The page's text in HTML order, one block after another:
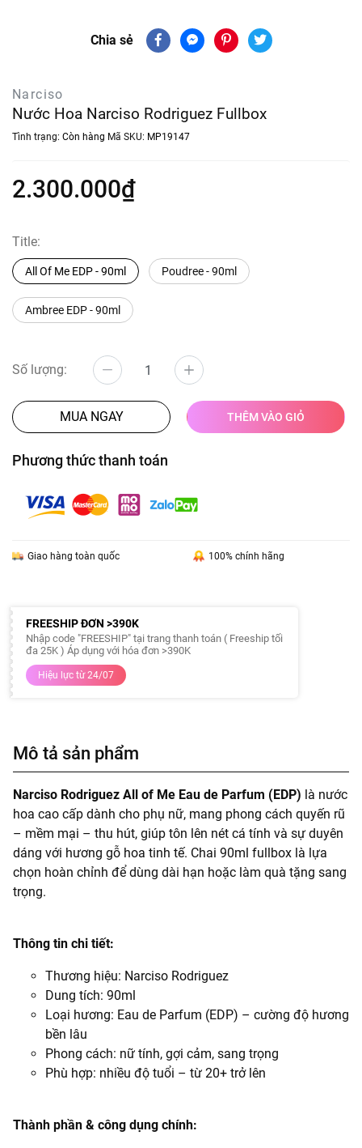
Chia sẻ
Narciso
Nước Hoa Narciso Rodriguez Fullbox
Tình trạng: Còn hàng Mã SKU: MP19147
2.300.000₫
Title:
All Of Me EDP - 90ml Poudree - 90ml
Ambree EDP - 90ml
Số lượng:
MUA NGAY THÊM VÀO GIỎ
Phương thức thanh toán
Giao hàng toàn quốc 100% chính hãng
FREESHIP ĐƠN >390K
Nhập code "FREESHIP" tại trang thanh toán ( Freeship tối
đa 25K ) Áp dụng với hóa đơn >390K
Hiệu lực từ 24/07
Mô tả sản phẩm
Narciso Rodriguez All of Me Eau de Parfum (EDP) là nước
hoa cao cấp dành cho phụ nữ, mang phong cách quyến rũ
– mềm mại – thu hút, giúp tôn lên nét cá tính và sự duyên
dáng với hương gỗ hoa tinh tế. Chai 90ml fullbox là lựa
chọn hoàn chỉnh để dùng dài hạn hoặc làm quà tặng sang
trọng.
Thông tin chi tiết:
Thương hiệu: Narciso Rodriguez
Dung tích: 90ml
Loại hương: Eau de Parfum (EDP) – cường độ hương
bền lâu
Phong cách: nữ tính, gợi cảm, sang trọng
Phù hợp: nhiều độ tuổi – từ 20+ trở lên
Thành phần & công dụng chính: